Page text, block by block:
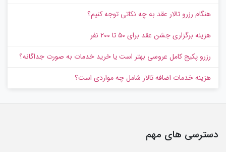
هنگام رزرو تالار عقد به چه نکاتی توجه کنیم؟
هزینه برگزاری جشن عقد برای ۵۰ تا ۲۰۰ نفر
رزرو پکیج کامل عروسی بهتر است یا خرید خدمات به‌ صورت جداگانه؟
هزینه خدمات اضافه تالار شامل چه مواردی است؟
دسترسی های مهم